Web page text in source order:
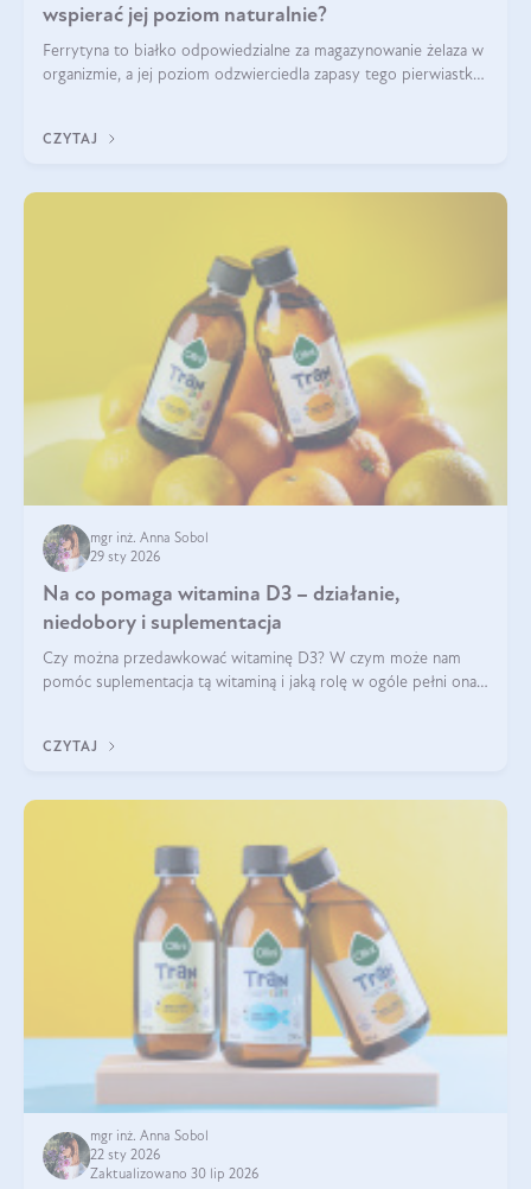
wspierać jej poziom naturalnie?
Ferrytyna to białko odpowiedzialne za magazynowanie żelaza w
organizmie, a jej poziom odzwierciedla zapasy tego pierwiastka.
funkcjonowanie (
CZYTAJ
mgr inż. Anna Sobol
29 sty 2026
Na co pomaga witamina D3 – działanie,
niedobory i suplementacja
Czy można przedawkować witaminę D3? W czym może nam
pomóc suplementacja tą witaminą i jaką rolę w ogóle pełni ona
robić?
CZYTAJ
mgr inż. Anna Sobol
22 sty 2026
Zaktualizowano 30 lip 2026